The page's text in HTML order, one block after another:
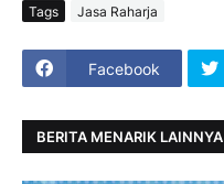
Tags Jasa Raharja
Facebook
BERITA MENARIK LAINNYA